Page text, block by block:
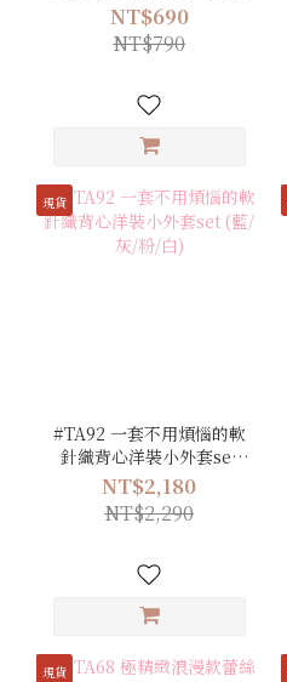
NT$690
NT$790
現貨
#TA92 一套不用煩惱的軟
針織背心洋裝小外套set
(藍/灰/粉/白)
NT$2,180
NT$2,290
現貨